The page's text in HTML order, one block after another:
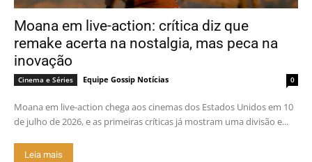
Moana em live-action: crítica diz que
remake acerta na nostalgia, mas peca na
inovação
Cinema e Séries Equipe Gossip Notícias 0
Moana em live-action chega aos cinemas dos Estados Unidos em 10
de julho de 2026, e as primeiras críticas já mostram uma divisão e...
Leia mais